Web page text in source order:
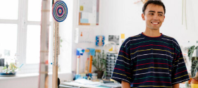
ESPACES DE PRATIQUE
Recherche